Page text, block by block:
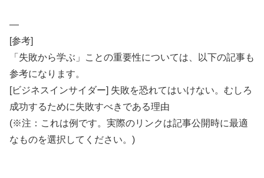
—
[参考]
「失敗から学ぶ」ことの重要性については、以下の記事も
参考になります。
[ビジネスインサイダー] 失敗を恐れてはいけない。むしろ
成功するために失敗すべきである理由
(※注：これは例です。実際のリンクは記事公開時に最適
なものを選択してください。)